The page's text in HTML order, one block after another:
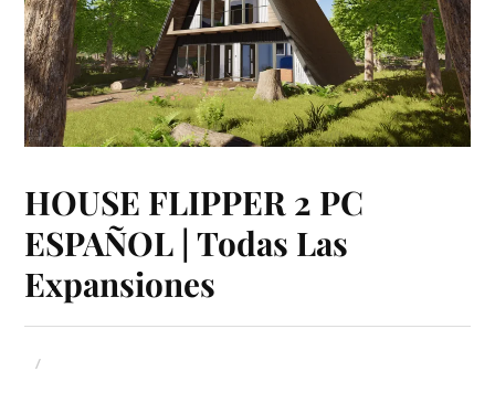
HOUSE FLIPPER 2 PC
ESPAÑOL | Todas Las
Expansiones